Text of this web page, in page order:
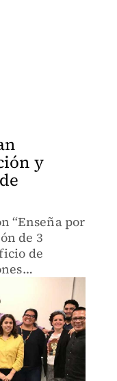
y
“Enseña por
de 3
de
y